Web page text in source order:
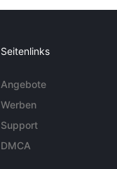
Seitenlinks
Angebote
Werben
Support
DMCA